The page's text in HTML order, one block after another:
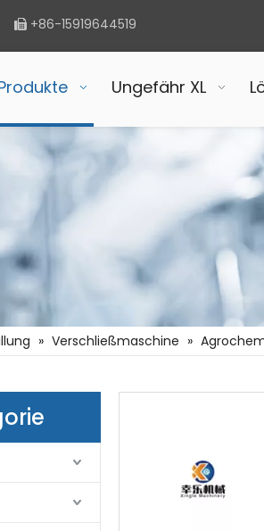
 +86-15919644519
Ungefähr XL
» Verschließmaschine »